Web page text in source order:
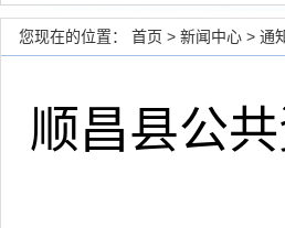
您现在的位置： 首页 > 新闻中心 > 通
顺昌县公